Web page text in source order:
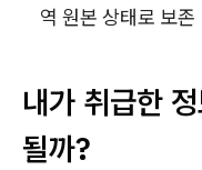
역 원본 상태로 보존
내가 취급한
될까?